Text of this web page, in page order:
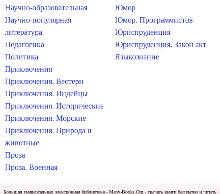
Научно-образовательная
Научно-популярная
литература
Педагогика
Политика
Приключения
Приключения. Вестерн
Приключения. Индейцы
Приключения. Исторические
Приключения. Морские
Приключения. Природа и
животные
Проза
Проза. Военная
Юмор
Юмор. Программистов
Юриспруденция
Юриспруденция. Закон акт
Языкознание
Большая универсальная электронная библиотека - Many-Books.Org - скачать книги бесплатно и читать